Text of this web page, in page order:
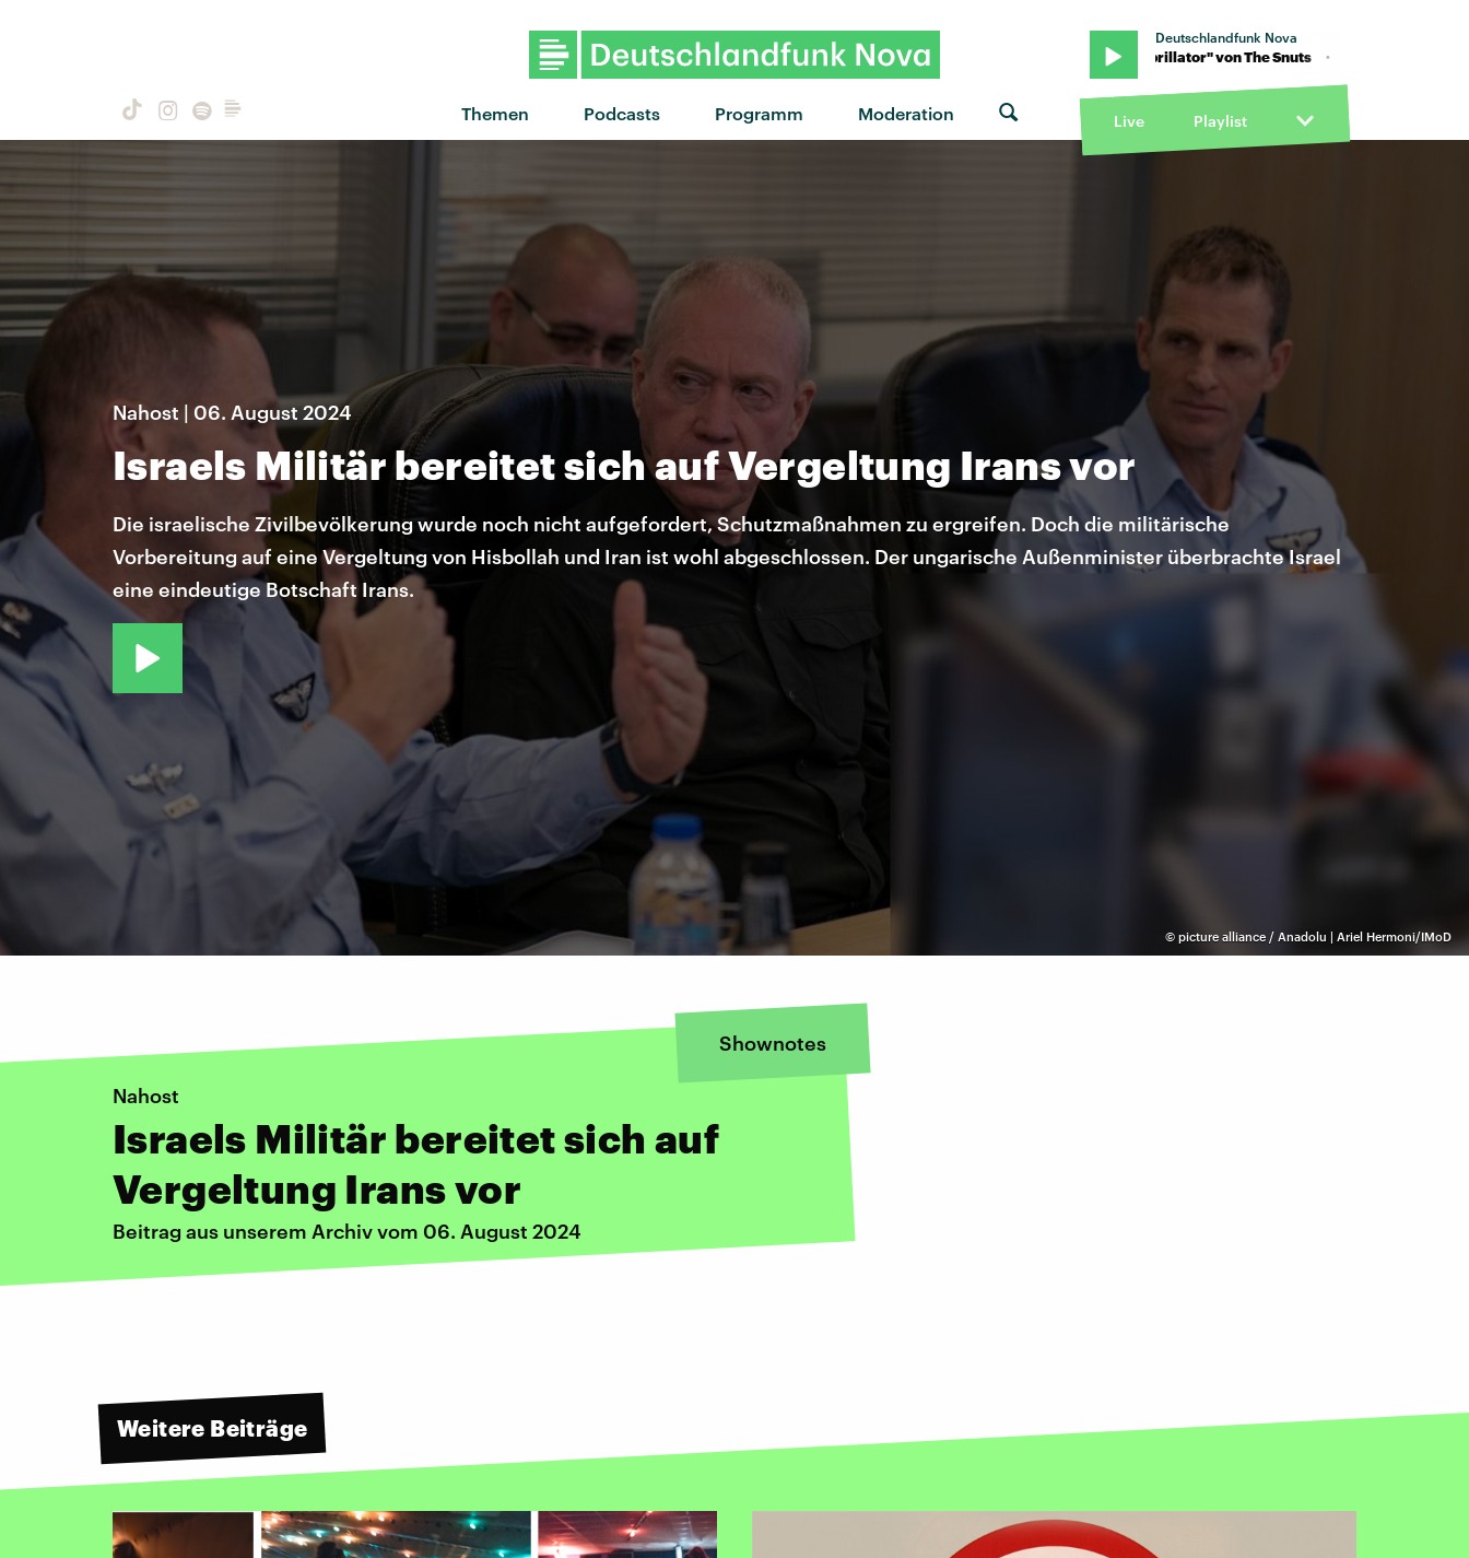
Themen Podcasts Programm Moderation
Deutschlandfunk Nova
"Defibrillator" von The Snuts · "Defibrillator" von The Snuts · "Defibrillator" von The Snuts
Live Playlist
© picture alliance / Anadolu | Ariel Hermoni/IMoD
Nahost | 06. August 2024
Israels Militär bereitet sich auf Vergeltung Irans vor
Die israelische Zivilbevölkerung wurde noch nicht aufgefordert, Schutzmaßnahmen zu ergreifen. Doch die militärische
Vorbereitung auf eine Vergeltung von Hisbollah und Iran ist wohl abgeschlossen. Der ungarische Außenminister überbrachte Israel
eine eindeutige Botschaft Irans.
Shownotes
Nahost
Israels Militär bereitet sich auf
Vergeltung Irans vor
Beitrag aus unserem Archiv vom 06. August 2024
Weitere Beiträge